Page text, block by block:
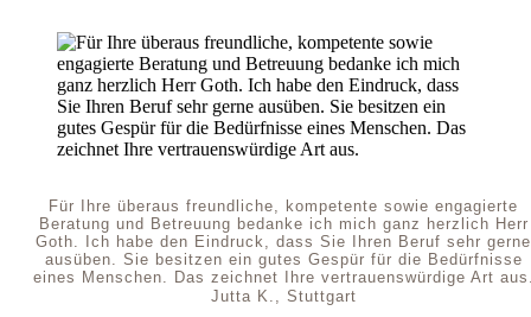
Für Ihre überaus freundliche, kompetente sowie engagierte
Beratung und Betreuung bedanke ich mich ganz herzlich Herr
Goth. Ich habe den Eindruck, dass Sie Ihren Beruf sehr gerne
ausüben. Sie besitzen ein gutes Gespür für die Bedürfnisse
eines Menschen. Das zeichnet Ihre vertrauenswürdige Art
Jutta K., Stuttgart